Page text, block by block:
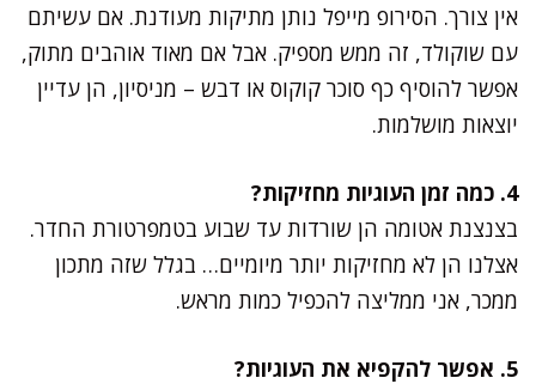
אין צורך. הסירופ מייפל נותן מתיקות מעודנת. אם עשיתם
עם שוקולד, זה ממש מספיק. אבל אם מאוד אוהבים מתוק,
אפשר להוסיף כף סוכר קוקוס או דבש – מניסיון, הן עדיין
יוצאות מושלמות.
4. כמה זמן העוגיות מחזיקות?
בצנצנת אטומה הן שורדות עד שבוע בטמפרטורת החדר.
אצלנו הן לא מחזיקות יותר מיומיים… בגלל שזה מתכון
ממכר, אני ממליצה להכפיל כמות מראש.
5. אפשר להקפיא את העוגיות?